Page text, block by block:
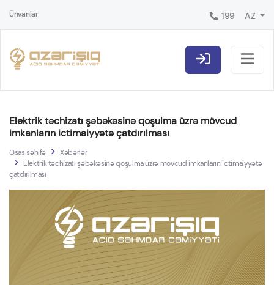
Ünvanlar 199 AZ
Elektrik təchizatı şəbəkəsinə qoşulma üzrə mövcud
imkanların ictimaiyyətə çatdırılması
Əsas səhifə
Xəbərlər
Elektrik təchizatı şəbəkəsinə qoşulma üzrə mövcud imkanların ictimaiyyətə
çatdırılması